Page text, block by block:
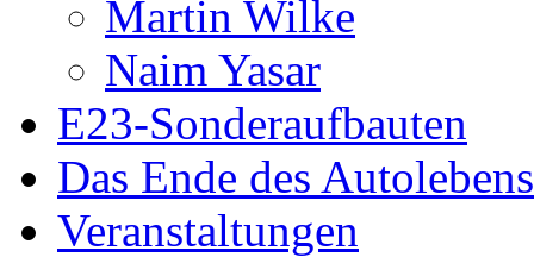
Martin Wilke
Naim Yasar
E23-Sonderaufbauten
Das Ende des Autolebens
Veranstaltungen